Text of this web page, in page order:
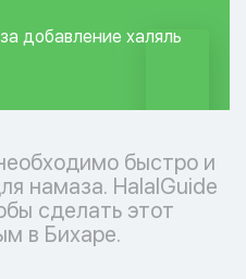
добавление халяль
быстро и
намаза. HalalGuide
сделать этот
в Бихаре.